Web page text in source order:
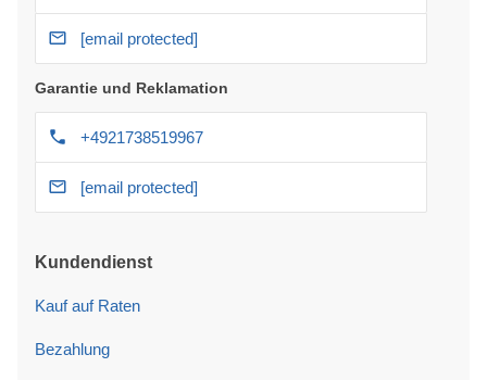
[email protected]
Garantie und Reklamation
+4921738519967
[email protected]
Kundendienst
Kauf auf Raten
Bezahlung